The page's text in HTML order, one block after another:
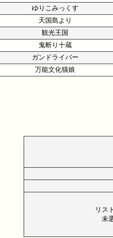
ゆりこみっくす
天国島より
観光王国
鬼斬り十蔵
ガンドライバー
万能文化猫娘
リス
未